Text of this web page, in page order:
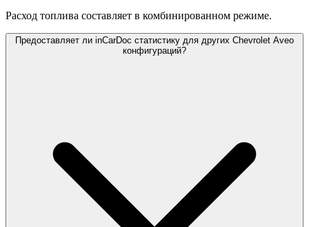
Расход топлива составляет в комбинированном режиме.
Предоставляет ли inCarDoc статистику для других Chevrolet Aveo
конфигураций?